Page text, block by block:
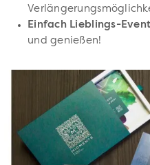
Einfach Lieblings-
und genießen!